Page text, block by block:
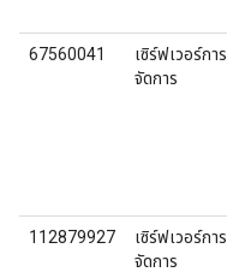
67560041
เซิร์ฟเวอร์การ
จัดการ
112879927
เซิร์ฟเวอร์การ
จัดการ